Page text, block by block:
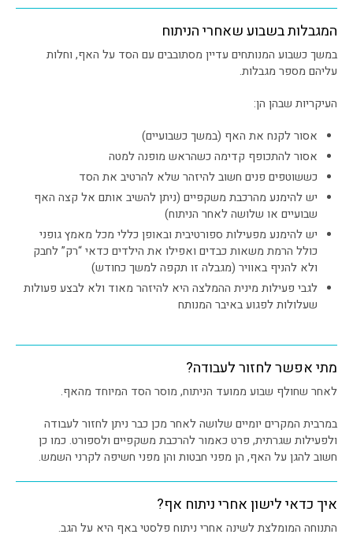
המגבלות בשבוע שאחרי הניתוח
במשך כשבוע המנותחים עדיין מסתובבים עם הסד על האף, וחלות
עליהם מספר מגבלות.
העיקריות שבהן הן:
אסור לקנח את האף (במשך כשבועיים)
אסור להתכופף קדימה כשהראש מופנה למטה
כששוטפים פנים חשוב להיזהר שלא להרטיב את הסד
יש להימנע מהרכבת משקפיים (ניתן להשיב אותם אל קצה האף
שבועיים או שלושה לאחר הניתוח)
יש להימנע מפעילות ספורטיבית ובאופן כללי מכל מאמץ גופני
כולל הרמת משאות כבדים ואפילו את הילדים כדאי “רק” לחבק
ולא להניף באוויר (מגבלה זו תקפה למשך כחודש)
לגבי פעילות מינית ההמלצה היא להיזהר מאוד ולא לבצע פעולות
שעלולות לפגוע באיבר המנותח
מתי אפשר לחזור לעבודה?
לאחר שחולף שבוע ממועד הניתוח, מוסר הסד המיוחד מהאף.
במרבית המקרים יומיים שלושה לאחר מכן כבר ניתן לחזור לעבודה
ולפעילות שגרתית, פרט כאמור להרכבת משקפיים ולספורט. כמו כן
חשוב להגן על האף, הן מפני חבטות והן מפני חשיפה לקרני השמש.
איך כדאי לישון אחרי ניתוח אף?
התנוחה המומלצת לשינה אחרי ניתוח פלסטי באף היא על הגב.